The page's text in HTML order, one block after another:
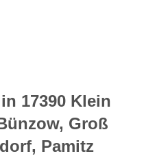
17390 Klein
Groß
Pamitz